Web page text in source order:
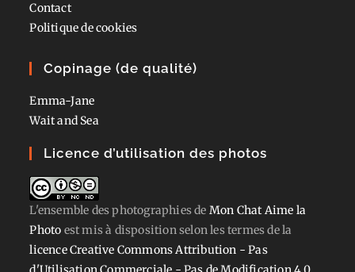
Contact
Politique de cookies
Copinage (de qualité)
Emma-Jane
Wait and Sea
Licence d’utilisation des photos
L'ensemble des photographiesde Mon Chat Aime la
Photo est mis à disposition selon les termes de la
licence Creative Commons Attribution - Pas